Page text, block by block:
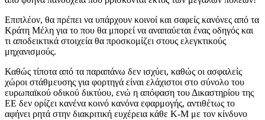
Επιπλέον, θα πρέπει να υπάρχουν κοινοί και σαφείς κανόνες από τα
Κράτη Μέλη για το που θα μπορεί να αναπαύεται ένας οδηγός και
τι αποδεικτικά στοιχεία θα προσκομίζει στους ελεγκτικούς
μηχανισμούς.
Καθώς τίποτα από τα παραπάνω δεν ισχύει, καθώς οι ασφαλείς
χώροι στάθμευσης για φορτηγά είναι ελάχιστοι στο σύνολο του
ευρωπαϊκού οδικού δικτύου, ενώ η απόφαση του Δικαστηρίου της
ΕΕ δεν ορίζει κανένα κοινό κανόνα εφαρμογής, αντιθέτως το
αφήνει ρητά στην διακριτική ευχέρεια κάθε Κ-Μ με τον κίνδυνο